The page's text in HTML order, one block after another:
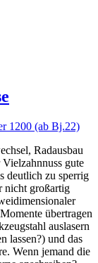
1200 (ab Bj.22)
Radausbau
gute
deutlich zu sperrig
nicht großartig
übertragen
auslasern
lassen?) und das
Wenn jemand die